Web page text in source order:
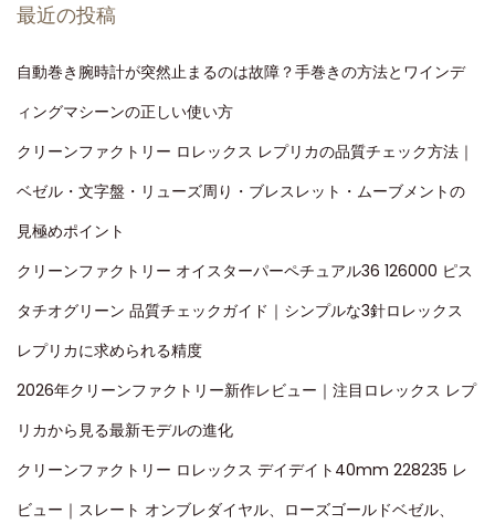
最近の投稿
自動巻き腕時計が突然止まるのは故障？手巻きの方法とワインデ
ィングマシーンの正しい使い方
クリーンファクトリー ロレックス レプリカの品質チェック方法｜
ベゼル・文字盤・リューズ周り・ブレスレット・ムーブメントの
見極めポイント
クリーンファクトリー オイスターパーペチュアル36 126000 ピス
タチオグリーン 品質チェックガイド｜シンプルな3針ロレックス
レプリカに求められる精度
2026年クリーンファクトリー新作レビュー｜注目ロレックス レプ
リカから見る最新モデルの進化
クリーンファクトリー ロレックス デイデイト40mm 228235 レ
ビュー｜スレート オンブレダイヤル、ローズゴールドベゼル、